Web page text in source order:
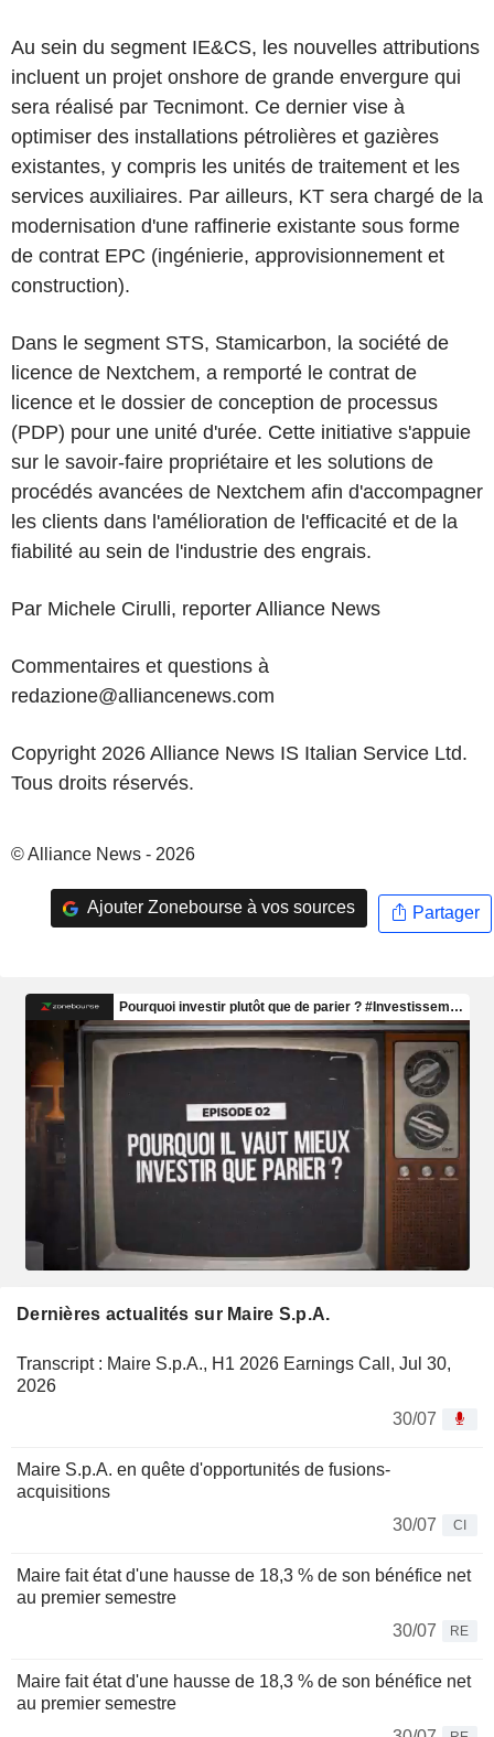
Au sein du segment IE&CS, les nouvelles attributions
incluent un projet onshore de grande envergure qui
sera réalisé par Tecnimont. Ce dernier vise à
optimiser des installations pétrolières et gazières
existantes, y compris les unités de traitement et les
services auxiliaires. Par ailleurs, KT sera chargé de la
modernisation d'une raffinerie existante sous forme
de contrat EPC (ingénierie, approvisionnement et
construction).
Dans le segment STS, Stamicarbon, la société de
licence de Nextchem, a remporté le contrat de
licence et le dossier de conception de processus
(PDP) pour une unité d'urée. Cette initiative s'appuie
sur le savoir-faire propriétaire et les solutions de
procédés avancées de Nextchem afin d'accompagner
les clients dans l'amélioration de l'efficacité et de la
fiabilité au sein de l'industrie des engrais.
Par Michele Cirulli, reporter Alliance News
Commentaires et questions à
redazione@alliancenews.com
Copyright 2026 Alliance News IS Italian Service Ltd.
Tous droits réservés.
© Alliance News - 2026
Ajouter Zonebourse à vos sources Partager
Dernières actualités sur Maire S.p.A.
Transcript : Maire S.p.A., H1 2026 Earnings Call, Jul 30,
2026
30/07
Maire S.p.A. en quête d'opportunités de fusions-
acquisitions
30/07
CI
Maire fait état d'une hausse de 18,3 % de son bénéfice net
au premier semestre
30/07
RE
Maire fait état d'une hausse de 18,3 % de son bénéfice net
au premier semestre